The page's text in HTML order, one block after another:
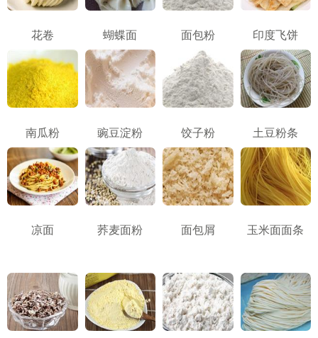
花卷 蝴蝶面 面包粉 印度飞饼
南瓜粉 豌豆淀粉 饺子粉 土豆粉条
凉面 荞麦面粉 面包屑 玉米面面条